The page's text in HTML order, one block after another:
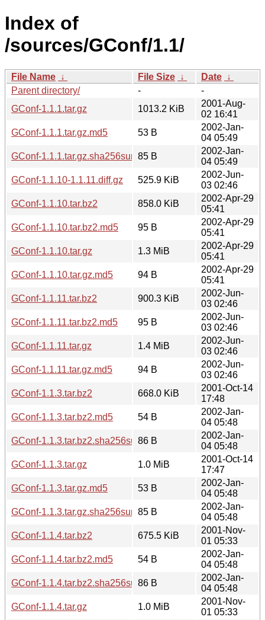
Index of
/sources/GConf/1.1/
File Name ↓ File Size ↓ Date ↓
Parent directory/
-
-
GConf-1.1.1.tar.gz
1013.2 KiB
2001-Aug-
02 16:41
GConf-1.1.1.tar.gz.md5
53 B
2002-Jan-
04 05:49
GConf-1.1.1.tar.gz.sha256sum85 B
2002-Jan-
04 05:49
GConf-1.1.10-1.1.11.diff.gz
525.9 KiB
2002-Jun-
03 02:46
GConf-1.1.10.tar.bz2
858.0 KiB
2002-Apr-29
05:41
GConf-1.1.10.tar.bz2.md5
95 B
2002-Apr-29
05:41
GConf-1.1.10.tar.gz
1.3 MiB
2002-Apr-29
05:41
GConf-1.1.10.tar.gz.md5
94 B
2002-Apr-29
05:41
GConf-1.1.11.tar.bz2
900.3 KiB
2002-Jun-
03 02:46
GConf-1.1.11.tar.bz2.md5
95 B
2002-Jun-
03 02:46
GConf-1.1.11.tar.gz
1.4 MiB
2002-Jun-
03 02:46
GConf-1.1.11.tar.gz.md5
94 B
2002-Jun-
03 02:46
GConf-1.1.3.tar.bz2
668.0 KiB
2001-Oct-14
17:48
GConf-1.1.3.tar.bz2.md5
54 B
2002-Jan-
04 05:48
GConf-1.1.3.tar.bz2.sha256sum86 B
2002-Jan-
04 05:48
GConf-1.1.3.tar.gz
1.0 MiB
2001-Oct-14
17:47
GConf-1.1.3.tar.gz.md5
53 B
2002-Jan-
04 05:48
GConf-1.1.3.tar.gz.sha256sum85 B
2002-Jan-
04 05:48
GConf-1.1.4.tar.bz2
675.5 KiB
2001-Nov-
01 05:33
GConf-1.1.4.tar.bz2.md5
54 B
2002-Jan-
04 05:48
GConf-1.1.4.tar.bz2.sha256sum86 B
2002-Jan-
04 05:48
GConf-1.1.4.tar.gz
1.0 MiB
2001-Nov-
01 05:33